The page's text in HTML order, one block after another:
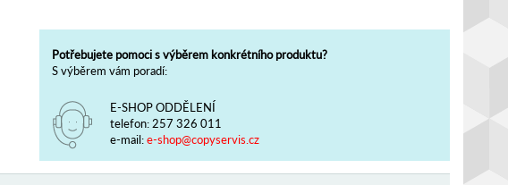
Potřebujete pomoci s výběrem konkrétního produktu?
S výběrem vám poradí:
E-SHOP ODDĚLENÍ
telefon: 257 326 011
e-mail:e-shop@copyservis.cz